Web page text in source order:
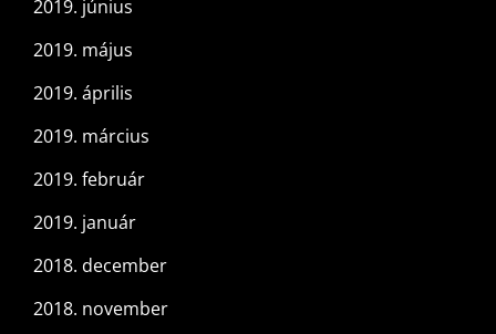
2019. június
2019. május
2019. április
2019. március
2019. február
2019. január
2018. december
2018. november